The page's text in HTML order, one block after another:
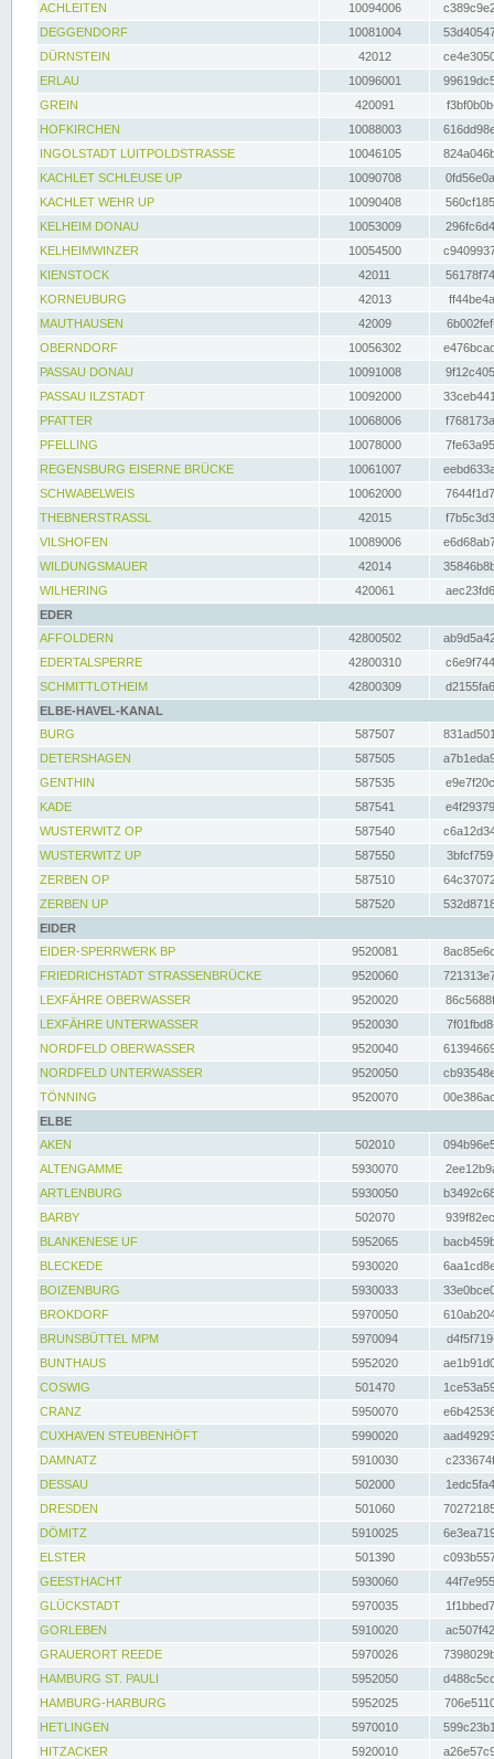
ACHLEITEN
10094006
DEGGENDORF
10081004
DÜRNSTEIN
42012
ERLAU
10096001
GREIN
420091
HOFKIRCHEN
10088003
INGOLSTADT LUITPOLDSTRASSE
10046105
KACHLET SCHLEUSE UP
10090708
KACHLET WEHR UP
10090408
KELHEIM DONAU
10053009
KELHEIMWINZER
10054500
KIENSTOCK
42011
KORNEUBURG
42013
MAUTHAUSEN
42009
OBERNDORF
10056302
PASSAU DONAU
10091008
PASSAU ILZSTADT
10092000
PFATTER
10068006
PFELLING
10078000
REGENSBURG EISERNE BRÜCKE
10061007
SCHWABELWEIS
10062000
THEBNERSTRASSL
42015
VILSHOFEN
10089006
WILDUNGSMAUER
42014
WILHERING
420061
EDER
AFFOLDERN
42800502
EDERTALSPERRE
42800310
SCHMITTLOTHEIM
42800309
ELBE-HAVEL-KANAL
BURG
587507
DETERSHAGEN
587505
GENTHIN
587535
KADE
587541
WUSTERWITZ OP
587540
WUSTERWITZ UP
587550
ZERBEN OP
587510
ZERBEN UP
587520
EIDER
EIDER-SPERRWERK BP
9520081
FRIEDRICHSTADT STRASSENBRÜCKE
9520060
LEXFÄHRE OBERWASSER
9520020
LEXFÄHRE UNTERWASSER
9520030
NORDFELD OBERWASSER
9520040
NORDFELD UNTERWASSER
9520050
TÖNNING
9520070
ELBE
AKEN
502010
ALTENGAMME
5930070
ARTLENBURG
5930050
BARBY
502070
BLANKENESE UF
5952065
BLECKEDE
5930020
BOIZENBURG
5930033
BROKDORF
5970050
BRUNSBÜTTEL MPM
5970094
BUNTHAUS
5952020
COSWIG
501470
CRANZ
5950070
CUXHAVEN STEUBENHÖFT
5990020
DAMNATZ
5910030
DESSAU
502000
DRESDEN
501060
DÖMITZ
5910025
ELSTER
501390
GEESTHACHT
5930060
GLÜCKSTADT
5970035
GORLEBEN
5910020
GRAUERORT REEDE
5970026
HAMBURG ST. PAULI
5952050
HAMBURG-HARBURG
5952025
HETLINGEN
5970010
HITZACKER
5920010